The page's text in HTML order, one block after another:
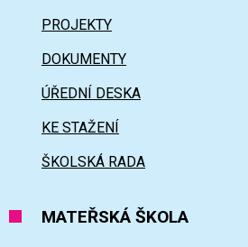
PROJEKTY
DOKUMENTY
ÚŘEDNÍ DESKA
KE STAŽENÍ
ŠKOLSKÁ RADA
MATEŘSKÁ ŠKOLA